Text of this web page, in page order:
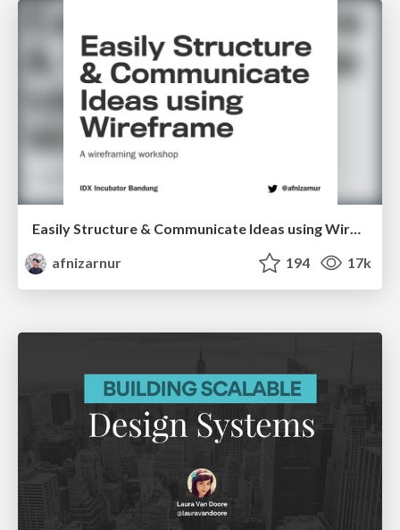
afnizarnur
194 17k